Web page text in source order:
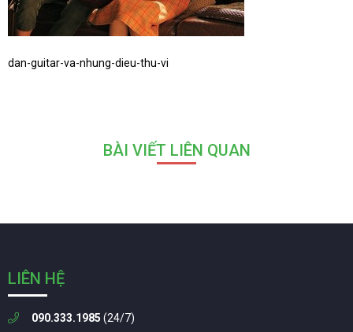
dan-guitar-va-nhung-dieu-thu-vi
BÀI VIẾT LIÊN QUAN
LIÊN HỆ
090.333.1985 (24/7)